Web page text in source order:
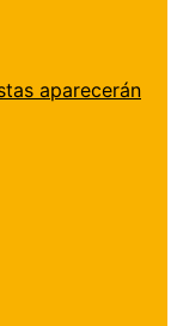
aparecerán